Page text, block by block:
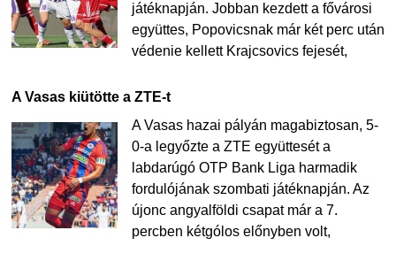
játéknapján. Jobban kezdett a fővárosi
együttes, Popovicsnak már két perc után
védenie kellett Krajcsovics fejesét,
A Vasas kiütötte a ZTE-t
A Vasas hazai pályán magabiztosan, 5-
0-a legyőzte a ZTE együttesét a
labdarúgó OTP Bank Liga harmadik
fordulójának szombati játéknapján. Az
újonc angyalföldi csapat már a 7.
percben kétgólos előnyben volt,